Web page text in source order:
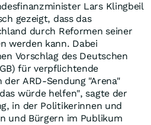
Lars Klingbeil
gezeigt, dass das
durch Reformen seiner
werden kann. Dabei
Vorschlag des Deutschen
für verpflichtende
ARD-Sendung "Arena"
würde helfen", sagte der
in der Politikerinnen und
und Bürgern im Publikum